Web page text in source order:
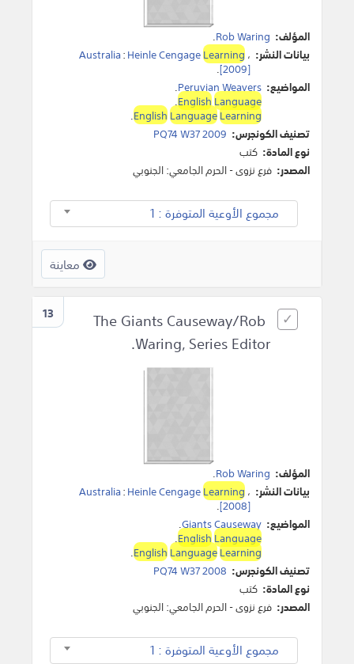
المؤلف: Rob Waring
.
بيانات النشر:
Australia:Heinle CengageLearning،
[2009]
.
المواضيع: Peruvian Weavers
.
EnglishLanguage
.
EnglishLanguageLearning
.
تصنيف الكونجرس: PQ74 W37 2009
نوع المادة: كتب
المصدر: فرع نزوى - الحرم الجامعي: الجنوبي
مجموع الأوعية المتوفرة : 1
معاينة
13
The Giants Causeway/Rob
Waring, Series Editor.
المؤلف: Rob Waring
.
بيانات النشر:
Australia:Heinle CengageLearning،
[2008]
.
المواضيع: Giants Causeway
.
EnglishLanguage
.
EnglishLanguageLearning
.
تصنيف الكونجرس: PQ74 W37 2008
نوع المادة: كتب
المصدر: فرع نزوى - الحرم الجامعي: الجنوبي
مجموع الأوعية المتوفرة : 1